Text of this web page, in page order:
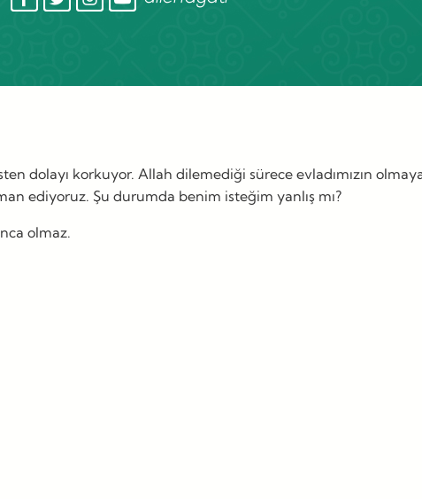
dolayı korkuyor. Allah dilemediği sürece evladımızın
ediyoruz. Şu durumda benim isteğim yanlış mı?
olmaz.